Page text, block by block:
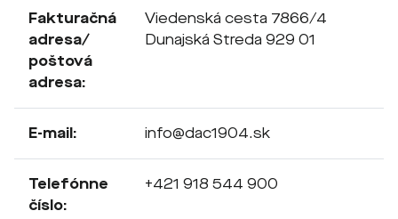
Fakturačná
adresa/
poštová
adresa:
Viedenská cesta 7866/4
Dunajská Streda 929 01
E-mail: info@dac1904.sk
Telefónne
číslo:
+421 918 544 900